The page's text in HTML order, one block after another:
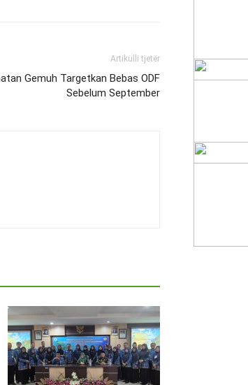
Artikulli tjetër
Gemuh Targetkan Bebas ODF
Sebelum September